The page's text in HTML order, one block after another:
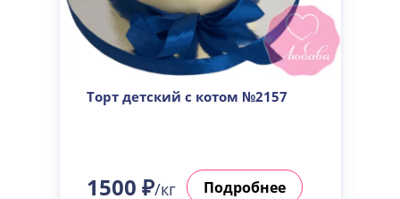
Торт детский с котом №2157
1500 ₽/кг Подробнее